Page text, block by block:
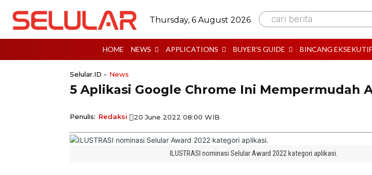
Thursday, 6 August 2026 cari berita
HOME NEWS APPLICATIONS BUYER’S GUIDE BINCANG EKSEKUTIF
Selular.ID - News
5 Aplikasi Google Chrome Ini Mempermudah
Penulis: Redaksi 20 June 2022 08:00 WIB
ILUSTRASI nominasi Selular Award 2022 kategori aplikasi.